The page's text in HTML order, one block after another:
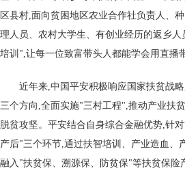
区县村,面向贫困地区农业合作社负责人、
理人员、农村大学生、有创业经历的返乡
培训",让每一位致富带头人都能学会用直播
近年来,中国平安积极响应国家扶贫战
三个方向,全面实施"三村工程",推动产业扶
脱贫攻坚。平安结合自身综合金融优势,针
产后"三个环节,通过扶智培训、产业造血、
融入"扶贫保、溯源保、防贫保"等扶贫保